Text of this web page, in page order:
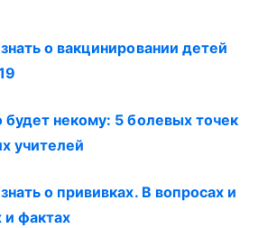
о вакцинировании детей
будет некому: 5 болевых точек
учителей
о прививках. В вопросах и
и фактах